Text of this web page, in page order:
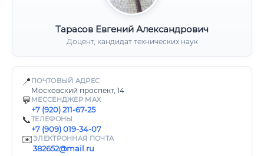
Тарасов Евгений Александрович
Доцент, кандидат технических наук
📍 ПОЧТОВЫЙ АДРЕС
Московский проспект, 14
💬 МЕССЕНДЖЕР MAX
+7 (920) 211-67-25
📞ТЕЛЕФОНЫ
+7 (909) 019-34-07
✉️ЭЛЕКТРОННАЯ ПОЧТА
382652@mail.ru